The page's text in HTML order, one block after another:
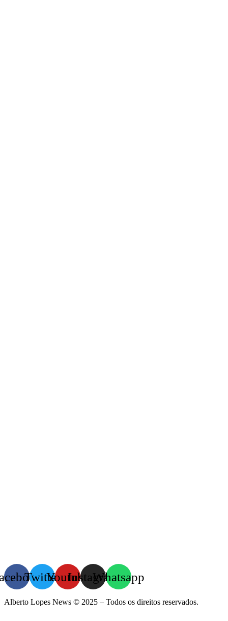
TwitterYoutubeInstagramWhatsapp
Alberto Lopes News © 2025 – Todos os direitos reservados.